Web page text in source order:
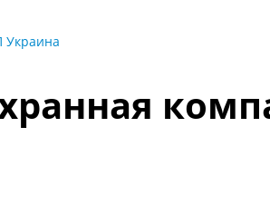
Украина